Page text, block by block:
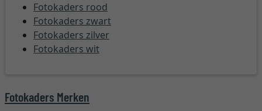
Fotokaders rood
Fotokaders zwart
Fotokaders zilver
Fotokaders wit
Fotokaders Merken